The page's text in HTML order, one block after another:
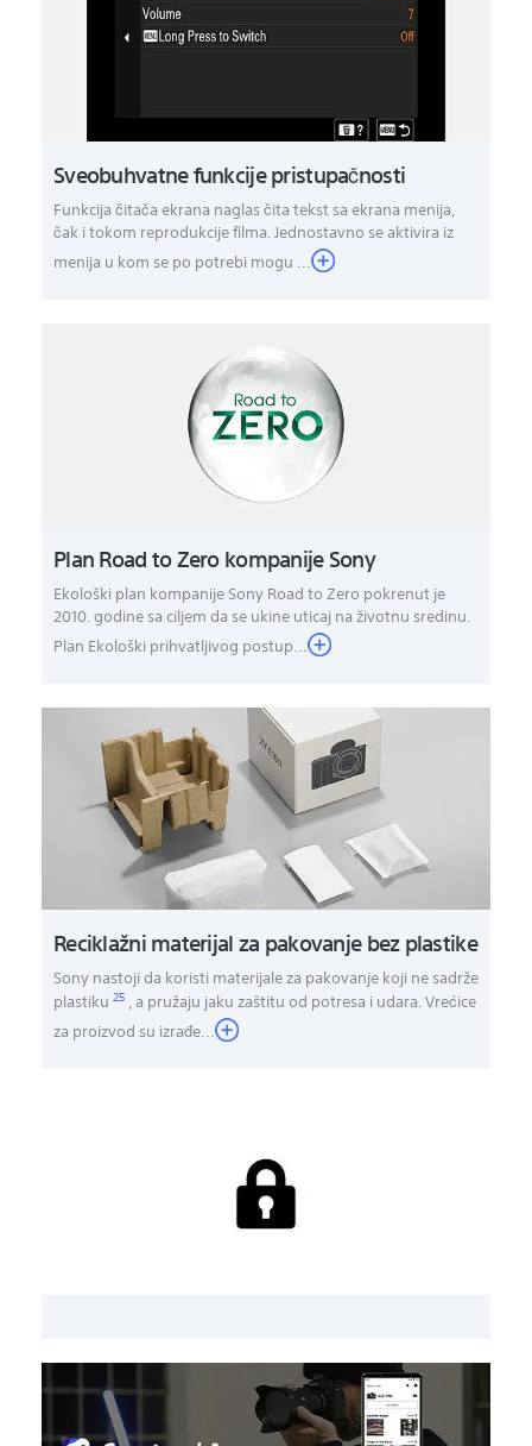
Sveobuhvatne funkcije pristupačnosti
Funkcija čitača ekrana naglas čita tekst sa ekrana menija,
čak i tokom reprodukcije filma. Jednostavno se aktivira iz
menija u kom se po potrebi mogu ...
Plan Road to Zero kompanije Sony
Ekološki plan kompanije Sony Road to Zero pokrenut je
2010. godine sa ciljem da se ukine uticaj na životnu sredinu.
Plan Ekološki prihvatljivog postup...
Reciklažni materijal za pakovanje bez plastike
Sony nastoji da koristi materijale za pakovanje koji ne sadrže
plastiku25, a pružaju jaku zaštitu od potresa i udara. Vrećice
za proizvod su izrađe...